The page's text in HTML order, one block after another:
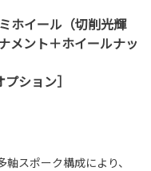
ホイール（切削光輝
メント＋ホイールナッ
ション］
スポーク構成により、